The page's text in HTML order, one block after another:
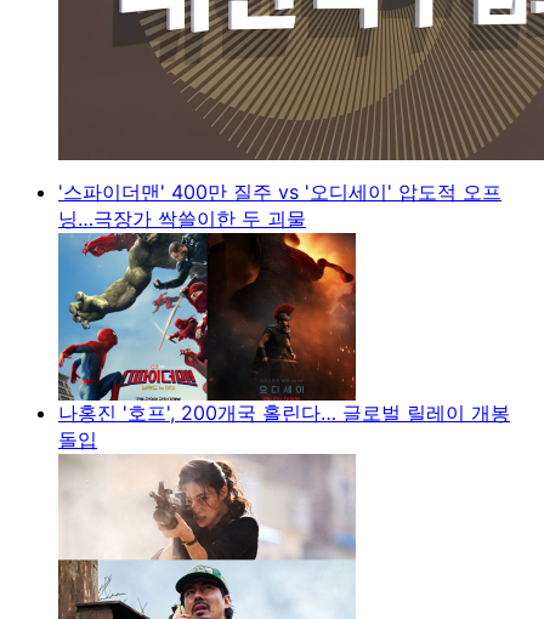
'스파이더맨' 400만 질주 vs '오디세이' 압도적 오프
닝…극장가 싹쓸이한 두 괴물
나홍진 '호프', 200개국 홀린다… 글로벌 릴레이 개봉
돌입